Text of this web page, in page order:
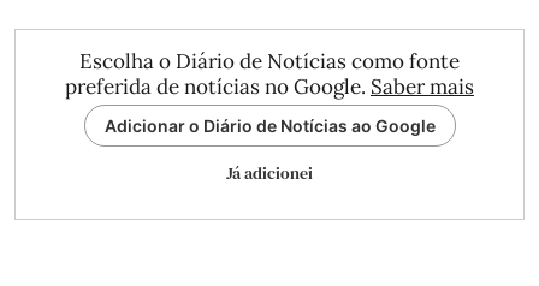
Escolha o Diário de Notícias como fonte
preferida de notícias no Google. Saber mais
Adicionar o Diário de Notícias ao Google
Já adicionei